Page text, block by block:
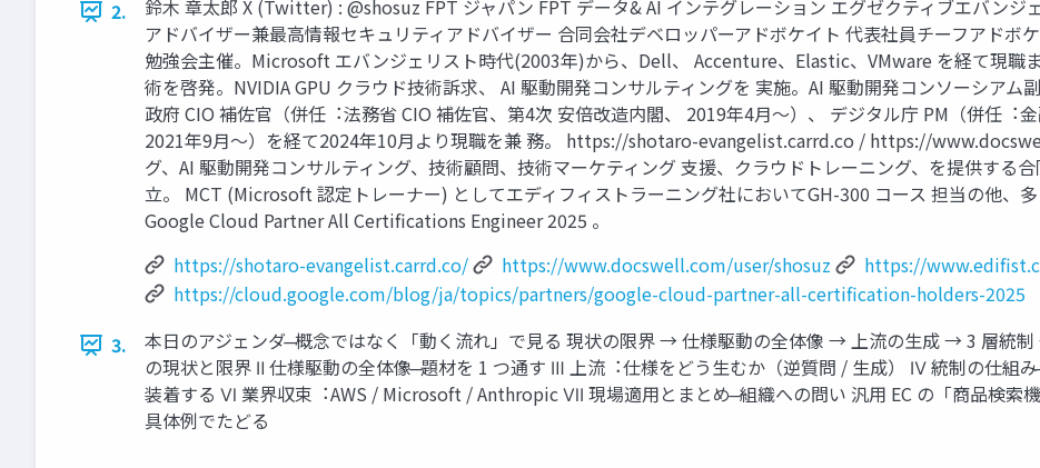
2.
鈴⽊ 章太郎 X (Twitter) : @shosuz FPT ジャパン FPT データ& AI インテグレーション エグゼクティブエバンジ
アドバイザー兼最⾼情報セキュリティアドバイザー 合同会社デベロッパーアドボケイト 代表社員チーフアドボ
勉強会主催。Microsoft エバンジェリスト時代(2003年)から、Dell、 Accenture、Elastic、VMware を経て現職
術を啓発。NVIDIA GPU クラウド技術訴求、 AI 駆動開発コンサルティングを 実施。AI 駆動開発コンソーシア
政府 CIO 補佐官（併任︓法務省 CIO 補佐官、第4次 安倍改造内閣、 2019年4⽉〜）、 デジタル庁 PM（併任︓
2021年9⽉〜）を経て2024年10⽉より現職を兼 務。 https://shotaro-evangelist.carrd.co / https://
グ、AI 駆動開発コンサルティング、技術顧問、技術マーケティング ⽀援、クラウドトレーニング、を提供する
⽴。 MCT (Microsoft 認定トレーナー) としてエディフィストラーニング社においてGH-300 コース 担当の他、多
Google Cloud Partner All Certiﬁcations Engineer 2025 。
https://shotaro-evangelist.carrd.co/
https://www.docswell.com/user/shosuz
https://
https://cloud.google.com/blog/ja/topics/partners/google-cloud-partner-all-certification-holders-2025
3.
本⽇のアジェンダ ̶ 概念ではなく「動く流れ」で⾒る 現状の限界 → 仕様駆動の全体像 → 上流の⽣成 → 3 層統
の現状と限界 Ⅱ 仕様駆動の全体像 ̶ 題材を 1 つ通す Ⅲ 上流︓仕様をどう⽣むか（逆質問 / ⽣成） Ⅳ 統制の仕組
装着する Ⅵ 業界収束︓AWS / Microsoft / Anthropic Ⅶ 現場適⽤とまとめ ̶ 組織への問い 汎⽤ EC の「商品検索
具体例でたどる